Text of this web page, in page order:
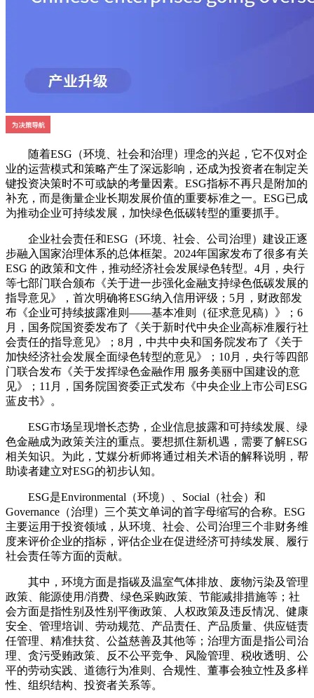
随着ESG（环境、社会和治理）理念的兴起，它不仅对企
业的运营模式和策略产生了深远影响，还成为投资者在制定关
键投资决策时不可或缺的考量因素。ESG指标不再只是附加的
补充，而是衡量企业长期发展价值的重要标准之一。ESG已成
为推动企业可持续发展，加快绿色低碳转型的重要抓手。
企业社会责任和ESG（环境、社会、公司治理）建设正逐
步融入国家治理体系的总体框架。2024年国家发布了很多有关
ESG 的政策和文件，推动经济社会发展绿色转型。4月，央行
等七部门联合颁布《关于进一步强化金融支持绿色低碳发展的
指导意见》，首次明确将ESG纳入信用评级；5月，财政部发
布《企业可持续披露准则——基本准则（征求意见稿）》；6
月，国务院国资委发布了《关于新时代中央企业高标准履行社
会责任的指导意见》；8月，中共中央和国务院发布了《关于
加快经济社会发展全面绿色转型的意见》；10月，央行等四部
门联合发布《关于发挥绿色金融作用 服务美丽中国建设的意
见》；11月，国务院国资委正式发布《中央企业上市公司ESG
蓝皮书》。
ESG市场呈现增长态势，企业信息披露和可持续发展、绿
色金融成为政策关注的重点。要想抓住新机遇，需要了解ESG
相关知识。为此，艾媒分析师将通过相关术语的解释说明，帮
助读者建立对ESG的初步认知。
ESG是Environmental（环境）、Social（社会）和
Governance（治理）三个英文单词的首字母缩写的合称。ESG
主要运用于投资领域，从环境、社会、公司治理三个非财务维
度来评价企业的指标，评估企业在促进经济可持续发展、履行
社会责任等方面的贡献。
其中，环境方面是指碳及温室气体排放、废物污染及管理
政策、能源使用/消费、绿色采购政策、节能减排措施等；社
会方面是指性别及性别平衡政策、人权政策及违反情况、健康
安全、管理培训、劳动规范、产品责任、产品质量、供应链责
任管理、精准扶贫、公益慈善及其他等；治理方面是指公司治
理、贪污受贿政策、反不公平竞争、风险管理、税收透明、公
平的劳动实践、道德行为准则、合规性、董事会独立性及多样
性、组织结构、投资者关系等。